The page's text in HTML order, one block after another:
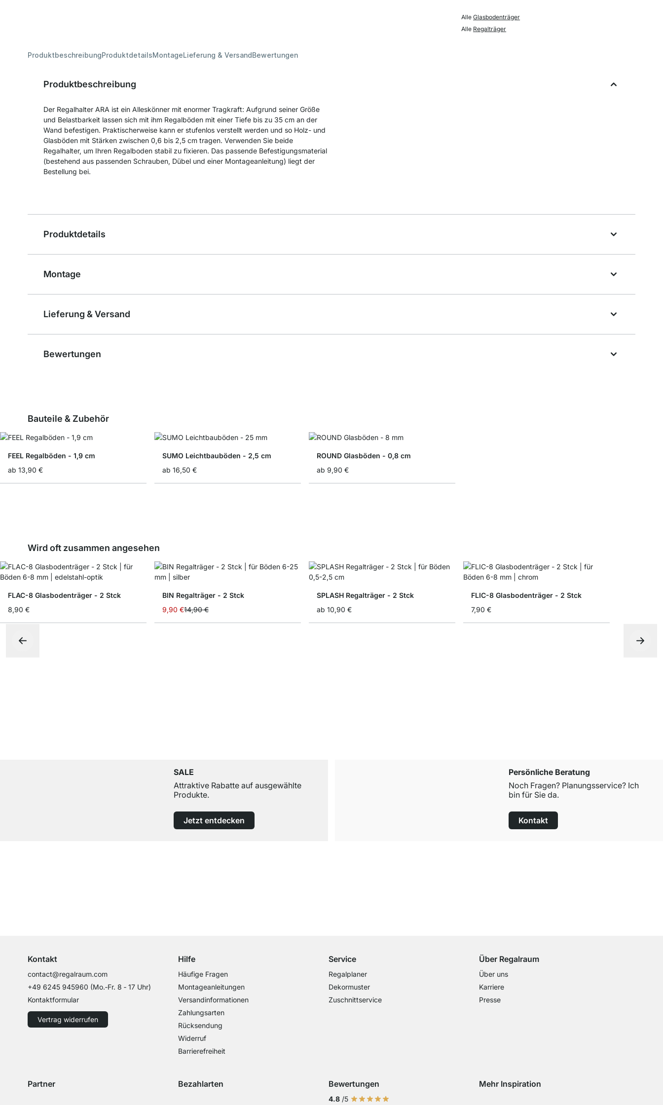
AlleGlasbodenträger
Alle Regalträger
ProduktbeschreibungProduktdetailsMontageLieferung & VersandBewertungen
Produktbeschreibung
Der Regalhalter ARA ist ein Alleskönner mit enormer Tragkraft: Aufgrund seiner Größe
und Belastbarkeit lassen sich mit ihm Regalböden mit einer Tiefe bis zu 35 cm an der
Wand befestigen. Praktischerweise kann er stufenlos verstellt werden und so Holz- und
Glasböden mit Stärken zwischen 0,6 bis 2,5 cm tragen. Verwenden Sie beide
Regalhalter, um Ihren Regalboden stabil zu fixieren. Das passende Befestigungsmaterial
(bestehend aus passenden Schrauben, Dübel und einer Montageanleitung) liegt der
Bestellung bei.
Produktdetails
Montage
Lieferung & Versand
Bewertungen
Bauteile & Zubehör
FEEL Regalböden - 1,9 cm
ab 13,90 €
SUMO Leichtbauböden - 2,5 cm
ab 16,50 €
ROUND Glasböden - 0,8 cm
ab 9,90 €
Wird oft zusammen angesehen
FLAC-8 Glasbodenträger - 2 Stck
8,90 €
BIN Regalträger - 2 Stck
Sonderangebot
9,90 €14,90 €
SPLASH Regalträger - 2 Stck
ab 10,90 €
FLIC-8 Glasbodenträger - 2 Stck
7,90 €
SALE
Attraktive Rabatte auf ausgewählte
Produkte.
Jetzt entdecken
Persönliche Beratung
Noch Fragen? Planungsservice? Ich
bin für Sie da.
Kontakt
Kontakt
contact@regalraum.com
+49 6245 945960 (Mo.‑Fr. 8 ‑ 17 Uhr)
Kontaktformular
Vertrag widerrufen
Hilfe
Häufige Fragen
Montageanleitungen
Versandinformationen
Zahlungsarten
Rücksendung
Widerruf
Barrierefreiheit
Service
Regalplaner
Dekormuster
Zuschnittservice
Über Regalraum
Über uns
Karriere
Presse
Partner Bezahlarten
Zahlung mit Sofort Kasse
Zahlung mit Vorkasse
Bewertungen
4.8 /5
Mehr Inspiration